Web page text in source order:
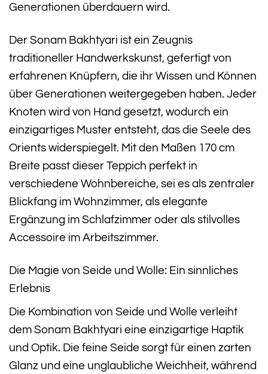
Generationen überdauern wird.
Der Sonam Bakhtyari ist ein Zeugnis
traditioneller Handwerkskunst, gefertigt von
erfahrenen Knüpfern, die ihr Wissen und Können
über Generationen weitergegeben haben. Jeder
Knoten wird von Hand gesetzt, wodurch ein
einzigartiges Muster entsteht, das die Seele des
Orients widerspiegelt. Mit den Maßen 170 cm
Breite passt dieser Teppich perfekt in
verschiedene Wohnbereiche, sei es als zentraler
Blickfang im Wohnzimmer, als elegante
Ergänzung im Schlafzimmer oder als stilvolles
Accessoire im Arbeitszimmer.
Die Magie von Seide und Wolle: Ein sinnliches
Erlebnis
Die Kombination von Seide und Wolle verleiht
dem Sonam Bakhtyari eine einzigartige Haptik
und Optik. Die feine Seide sorgt für einen zarten
Glanz und eine unglaubliche Weichheit, während